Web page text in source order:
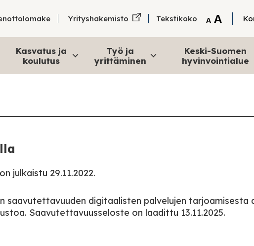
Yrityshakemisto Tekstikoko A Tekstin
A Tekstin
Kasvatus ja
koulutus
Työ ja
yrittäminen
Keski-Suomen
hyvinvointialue
julkaistu 29.11.2022.
digitaalisten palvelujen tarjoamisesta
Saavutettavuusseloste on laadittu 13.11.2025.